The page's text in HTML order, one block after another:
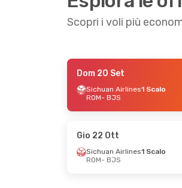
Scopri i voli più
- Dom 20 Set
1 Scalo
- Lun 14 Set
Dom 20 Set
Sichuan Airlines1 Scalo
ROM- BJS
Gio 22 Ott
Sichuan Airlines1 Scalo
ROM- BJS